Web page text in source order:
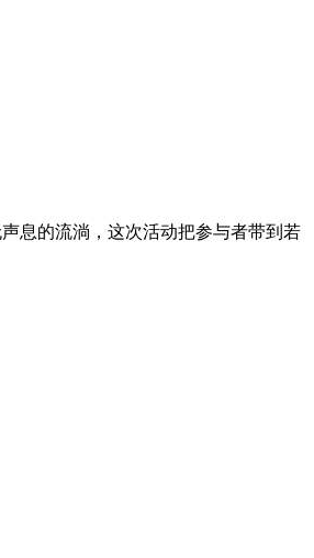
息的流淌，这次活动把参与者带到若